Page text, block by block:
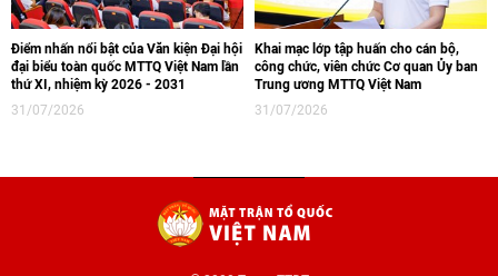
Điểm nhấn nổi bật của Văn kiện Đại hội
đại biểu toàn quốc MTTQ Việt Nam lần
thứ XI, nhiệm kỳ 2026 - 2031
31/07/2026
Khai mạc lớp tập huấn cho cán bộ,
công chức, viên chức Cơ quan Ủy ban
Trung ương MTTQ Việt Nam
31/07/2026